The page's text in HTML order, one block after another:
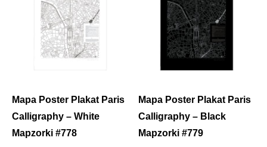
Mapa Poster Plakat Paris
Calligraphy – White
Mapzorki #778
Mapa Poster Plakat Paris
Calligraphy – Black
Mapzorki #779